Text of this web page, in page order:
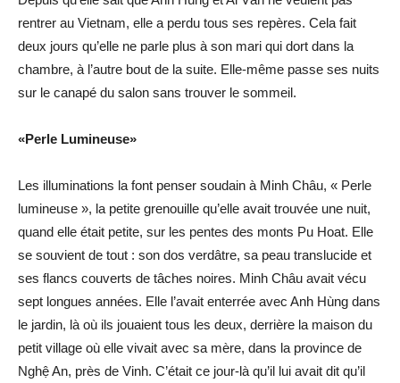
rentrer au Vietnam, elle a perdu tous ses repères. Cela fait
deux jours qu’elle ne parle plus à son mari qui dort dans la
chambre, à l’autre bout de la suite. Elle-même passe ses nuits
sur le canapé du salon sans trouver le sommeil.
«Perle Lumineuse»
Les illuminations la font penser soudain à Minh Châu, « Perle
lumineuse », la petite grenouille qu’elle avait trouvée une nuit,
quand elle était petite, sur les pentes des monts Pu Hoat. Elle
se souvient de tout : son dos verdâtre, sa peau translucide et
ses flancs couverts de tâches noires. Minh Châu avait vécu
sept longues années. Elle l’avait enterrée avec Anh Hùng dans
le jardin, là où ils jouaient tous les deux, derrière la maison du
petit village où elle vivait avec sa mère, dans la province de
Nghệ An, près de Vinh. C’était ce jour-là qu’il lui avait dit qu’il